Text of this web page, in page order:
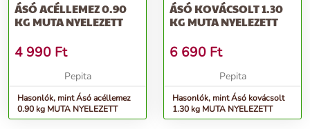
ÁSÓ ACÉLLEMEZ 0.90
KG MUTA NYELEZETT
4 990 Ft
Pepita
Hasonlók, mint Ásó acéllemez
0.90 kg MUTA NYELEZETT
ÁSÓ KOVÁCSOLT 1.30
KG MUTA NYELEZETT
6 690 Ft
Pepita
Hasonlók, mint Ásó kovácsolt
1.30 kg MUTA NYELEZETT